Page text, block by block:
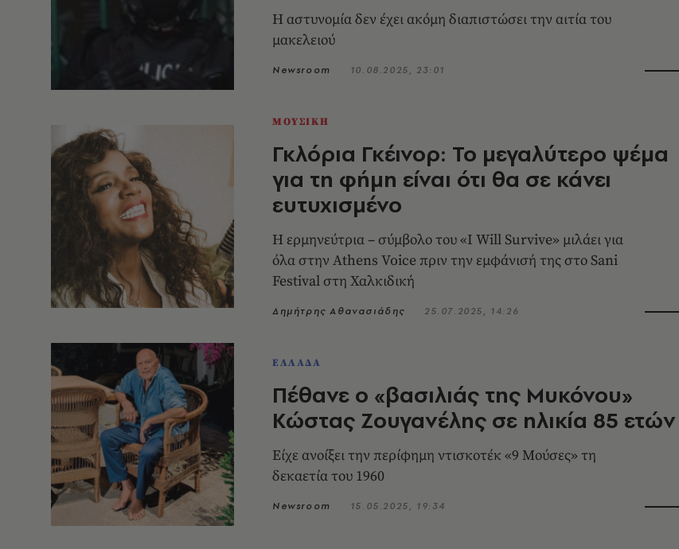
Η αστυνομία δεν έχει ακόμη διαπιστώσει την αιτία του
μακελειού
Newsroom 10.08.2025, 23:01
ΜΟΥΣΙΚΗ
Γκλόρια Γκέινορ: Το μεγαλύτερο ψέμα
για τη φήμη είναι ότι θα σε κάνει
ευτυχισμένο
Η ερμηνεύτρια – σύμβολο του «I Will Survive» μιλάει για
όλα στην Athens Voice πριν την εμφάνισή της στο Sani
Festival στη Χαλκιδική
Δημήτρης Αθανασιάδης 25.07.2025, 14:26
ΕΛΛΑΔΑ
Πέθανε ο «βασιλιάς της Μυκόνου»
Κώστας Ζουγανέλης σε ηλικία 85 ετών
Είχε ανοίξει την περίφημη ντισκοτέκ «9 Μούσες» τη
δεκαετία του 1960
Newsroom 15.05.2025, 19:34